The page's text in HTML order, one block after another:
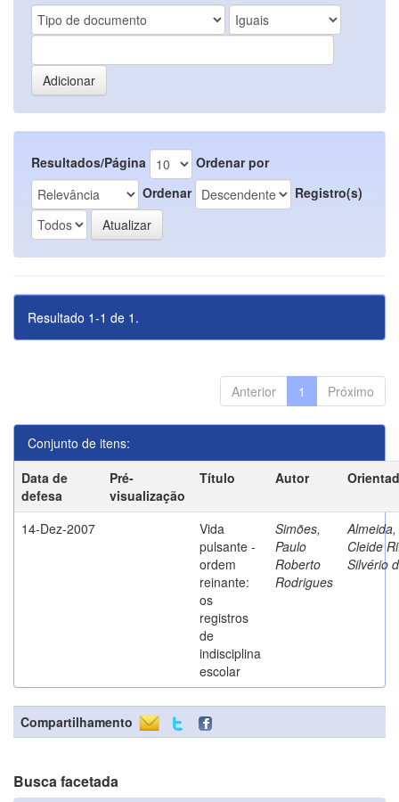
Resultados/Página
Ordenar por
Ordenar
Registro(s)
Resultado 1-1 de 1.
Anterior 1 Próximo
Conjunto de itens:
Data de
defesa
Pré-
visualização
Título Autor
14-Dez-2007
Vida
pulsante -
ordem
reinante:
os
registros
de
indisciplina
escolar
Simões,
Paulo
Roberto
Rodrigues
Almeida,
Cleide
Silvério
Compartilhamento
Busca facetada